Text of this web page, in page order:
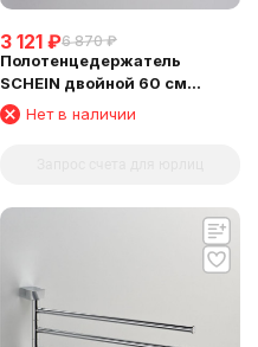
3 121 ₽6 870 ₽
Полотенцедержатель
SCHEIN двойной 60 см
(D32821)
Нет в наличии